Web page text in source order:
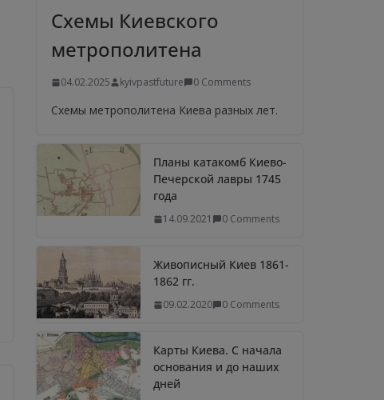
Схемы Киевского
метрополитена
04.02.2025 kyivpastfuture 0 Comments
Схемы метрополитена Киева разных лет.
Планы катакомб Киево-
Печерской лавры 1745
года
14.09.2021 0 Comments
Живописный Киев 1861-
1862 гг.
09.02.2020 0 Comments
Карты Киева. С начала
основания и до наших
дней